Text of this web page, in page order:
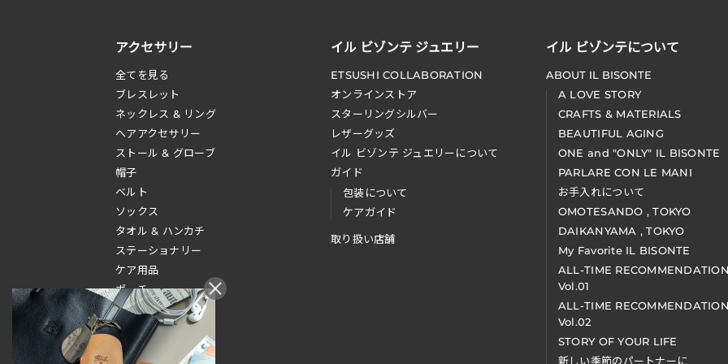
アクセサリー
全てを見る
ブレスレット
ネックレス & リング
へアアクセサリー
ストール & グローブ
帽子
ベルト
ソックス
タオル & ハンカチ
ステーショナリー
ケア用品
ポーチ
その他
イル ビゾンテ ジュエリー
ETSUSHI COLLABORATION
オンラインストア
スターリングシルバー
レザーグッズ
イル ビゾンテ ジュエリーについて
ガイド
包装について
ケアガイド
取り扱い店舗
イル ビゾンテについて
ABOUT IL BISONTE
A LOVE STORY
CRAFTS & MATERIALS
BEAUTIFUL AGING
ONE and "ONLY" IL BISONTE
PARLARE CON LE MANI
お手入れについて
OMOTESANDO , TOKYO
DAIKANYAMA , TOKYO
My Favorite IL BISONTE
ALL-TIME
Vol.01
ALL-TIME
Vol.02
STORY OF YOUR LIFE
新しい季節のパートナーに